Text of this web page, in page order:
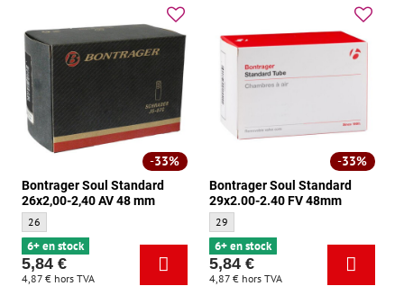
33%
Bontrager Soul Standard
26x2,00-2,40 AV 48 mm
Bontrager Soul Standard 26x2,00-2,40 AV 48 mm - Taille:
26
6+ en stock
5,84 €
4,87 € hors TVA
33%
Bontrager Soul Standard
29x2.00-2.40 FV 48mm
Bontrager Soul Standard 29x2.00-2.40
29
6+ en stock
5,84 €
4,87 € hors TVA